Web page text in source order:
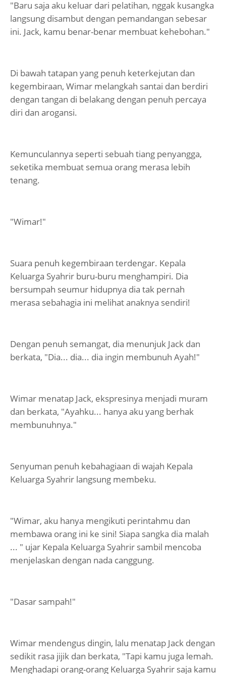
"Baru saja aku keluar dari pelatihan, nggak kusangka
langsung disambut dengan pemandangan sebesar
ini. Jack, kamu benar-benar membuat kehebohan."
Di bawah tatapan yang penuh keterkejutan dan
kegembiraan, Wimar melangkah santai dan berdiri
dengan tangan di belakang dengan penuh percaya
diri dan arogansi.
Kemunculannya seperti sebuah tiang penyangga,
seketika membuat semua orang merasa lebih
tenang.
"Wimar!"
Suara penuh kegembiraan terdengar. Kepala
Keluarga Syahrir buru-buru menghampiri. Dia
bersumpah seumur hidupnya dia tak pernah
merasa sebahagia ini melihat anaknya sendiri!
Dengan penuh semangat, dia menunjuk Jack dan
berkata, "Dia... dia... dia ingin membunuh Ayah!"
Wimar menatap Jack, ekspresinya menjadi muram
dan berkata, "Ayahku... hanya aku yang berhak
membunuhnya."
Senyuman penuh kebahagiaan di wajah Kepala
Keluarga Syahrir langsung membeku.
"Wimar, aku hanya mengikuti perintahmu dan
membawa orang ini ke sini! Siapa sangka dia malah
... " ujar Kepala Keluarga Syahrir sambil mencoba
menjelaskan dengan nada canggung.
"Dasar sampah!"
Wimar mendengus dingin, lalu menatap Jack dengan
sedikit rasa jijik dan berkata, "Tapi kamu juga lemah.
Menghadapi orang-orang Keluarga Syahrir saja kamu